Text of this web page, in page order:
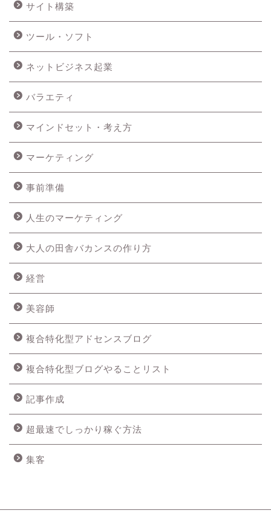
サイト構築
ツール・ソフト
ネットビジネス起業
バラエティ
マインドセット・考え方
マーケティング
事前準備
人生のマーケティング
大人の田舎バカンスの作り方
経営
美容師
複合特化型アドセンスブログ
複合特化型ブログやることリスト
記事作成
超最速でしっかり稼ぐ方法
集客